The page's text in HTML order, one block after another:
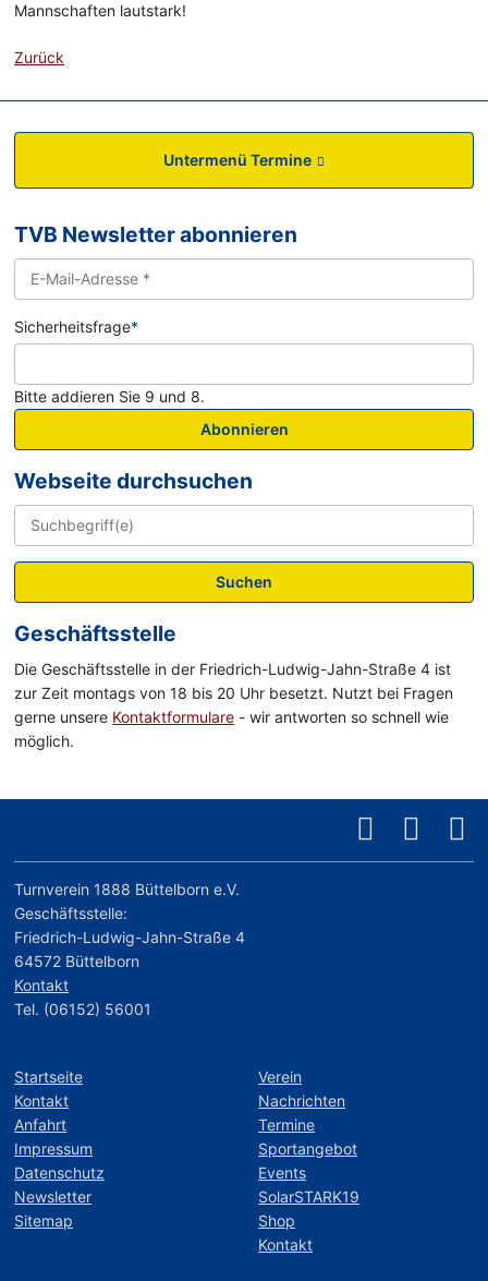
Mannschaften lautstark!
Zurück
Untermenü Termine
TVB Newsletter abonnieren
Sicherheitsfrage*
Bitte addieren Sie 9 und 8.
Abonnieren
Webseite durchsuchen
Suchen
Geschäftsstelle
Die Geschäftsstelle in der Friedrich-Ludwig-Jahn-Straße 4 ist
zur Zeit montags von 18 bis 20 Uhr besetzt. Nutzt bei Fragen
gerne unsere Kontaktformulare - wir antworten so schnell wie
möglich.
Turnverein 1888 Büttelborn e.V.
Geschäftsstelle:
Friedrich-Ludwig-Jahn-Straße 4
64572 Büttelborn
Kontakt
Tel. (06152) 56001
Startseite
Kontakt
Anfahrt
Impressum
Datenschutz
Newsletter
Sitemap
Verein
Nachrichten
Termine
Sportangebot
Events
SolarSTARK19
Shop
Kontakt